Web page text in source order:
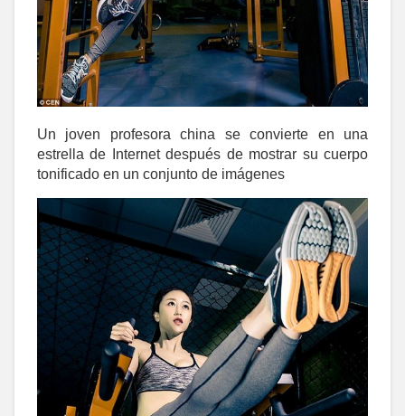
Un joven profesora china se convierte en una
estrella de Internet después de mostrar su cuerpo
tonificado en un conjunto de imágenes